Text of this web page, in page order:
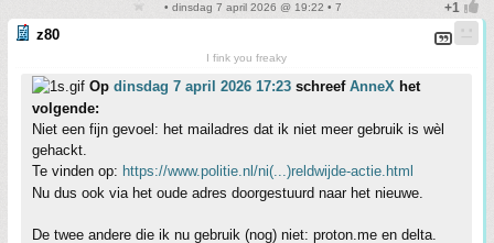
• dinsdag 7 april 2026 @ 19:22 • 7
z80
I fink you freaky
Op dinsdag 7 april 2026 17:23 schreef AnneX het
volgende:
Niet een fijn gevoel: het mailadres dat ik niet meer gebruik is wèl
gehackt.
Te vinden op: https://www.politie.nl/ni(...)reldwijde-actie.html
Nu dus ook via het oude adres doorgestuurd naar het nieuwe.
De twee andere die ik nu gebruik (nog) niet: proton.me en delta.